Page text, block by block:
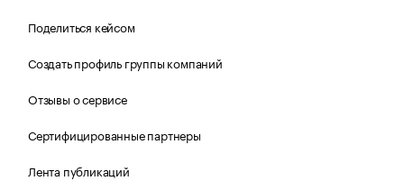
Поделиться кейсом
Создать профиль группы компаний
Отзывы о сервисе
Сертифицированные партнеры
Лента публикаций